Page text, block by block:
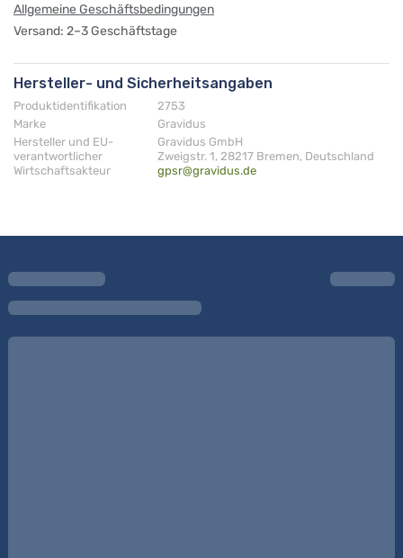
Allgemeine Geschäftsbedingungen
Versand: 2–3 Geschäftstage
Hersteller- und Sicherheitsangaben
Produktidentifikation
2753
Marke
Gravidus
Hersteller und EU-
verantwortlicher
Wirtschaftsakteur
Gravidus GmbH
Zweigstr. 1, 28217 Bremen, Deutschland
gpsr@gravidus.de